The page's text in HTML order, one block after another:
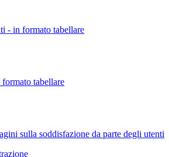
- in formato tabellare
tabellare
sulla soddisfazione da parte degli utenti